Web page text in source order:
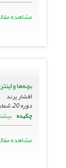
مشاهده
بچه‌ها و
افشار پرند
دوره 20، شماره 229 ، فروردین 1390
چکیده
مشاهده